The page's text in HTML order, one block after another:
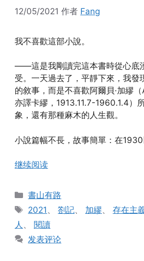
12/05/2021 作者 Fang
我不喜歡這部小說。
——這是我剛讀完這本書時從心底
受。一天過去了，平靜下來，我發
的敘事，而是不喜歡阿爾貝·加繆
亦譯卡繆，1913.11.7-1960.1.4）
象，還有那種麻木的人生觀。
小說篇幅不長，故事簡單：在
继续阅读
分
类
書山有路
标
签
2021 、劄記、 加繆、存在主
人 、 閱讀
发表评论